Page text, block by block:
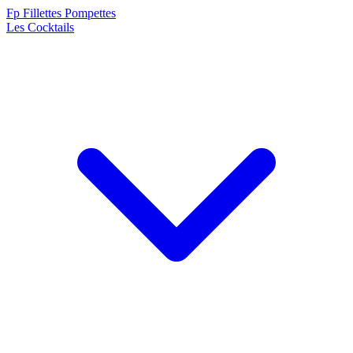
Fp Fillettes Pompettes
Les Cocktails